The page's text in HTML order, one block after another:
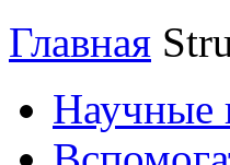
Главная
Научные